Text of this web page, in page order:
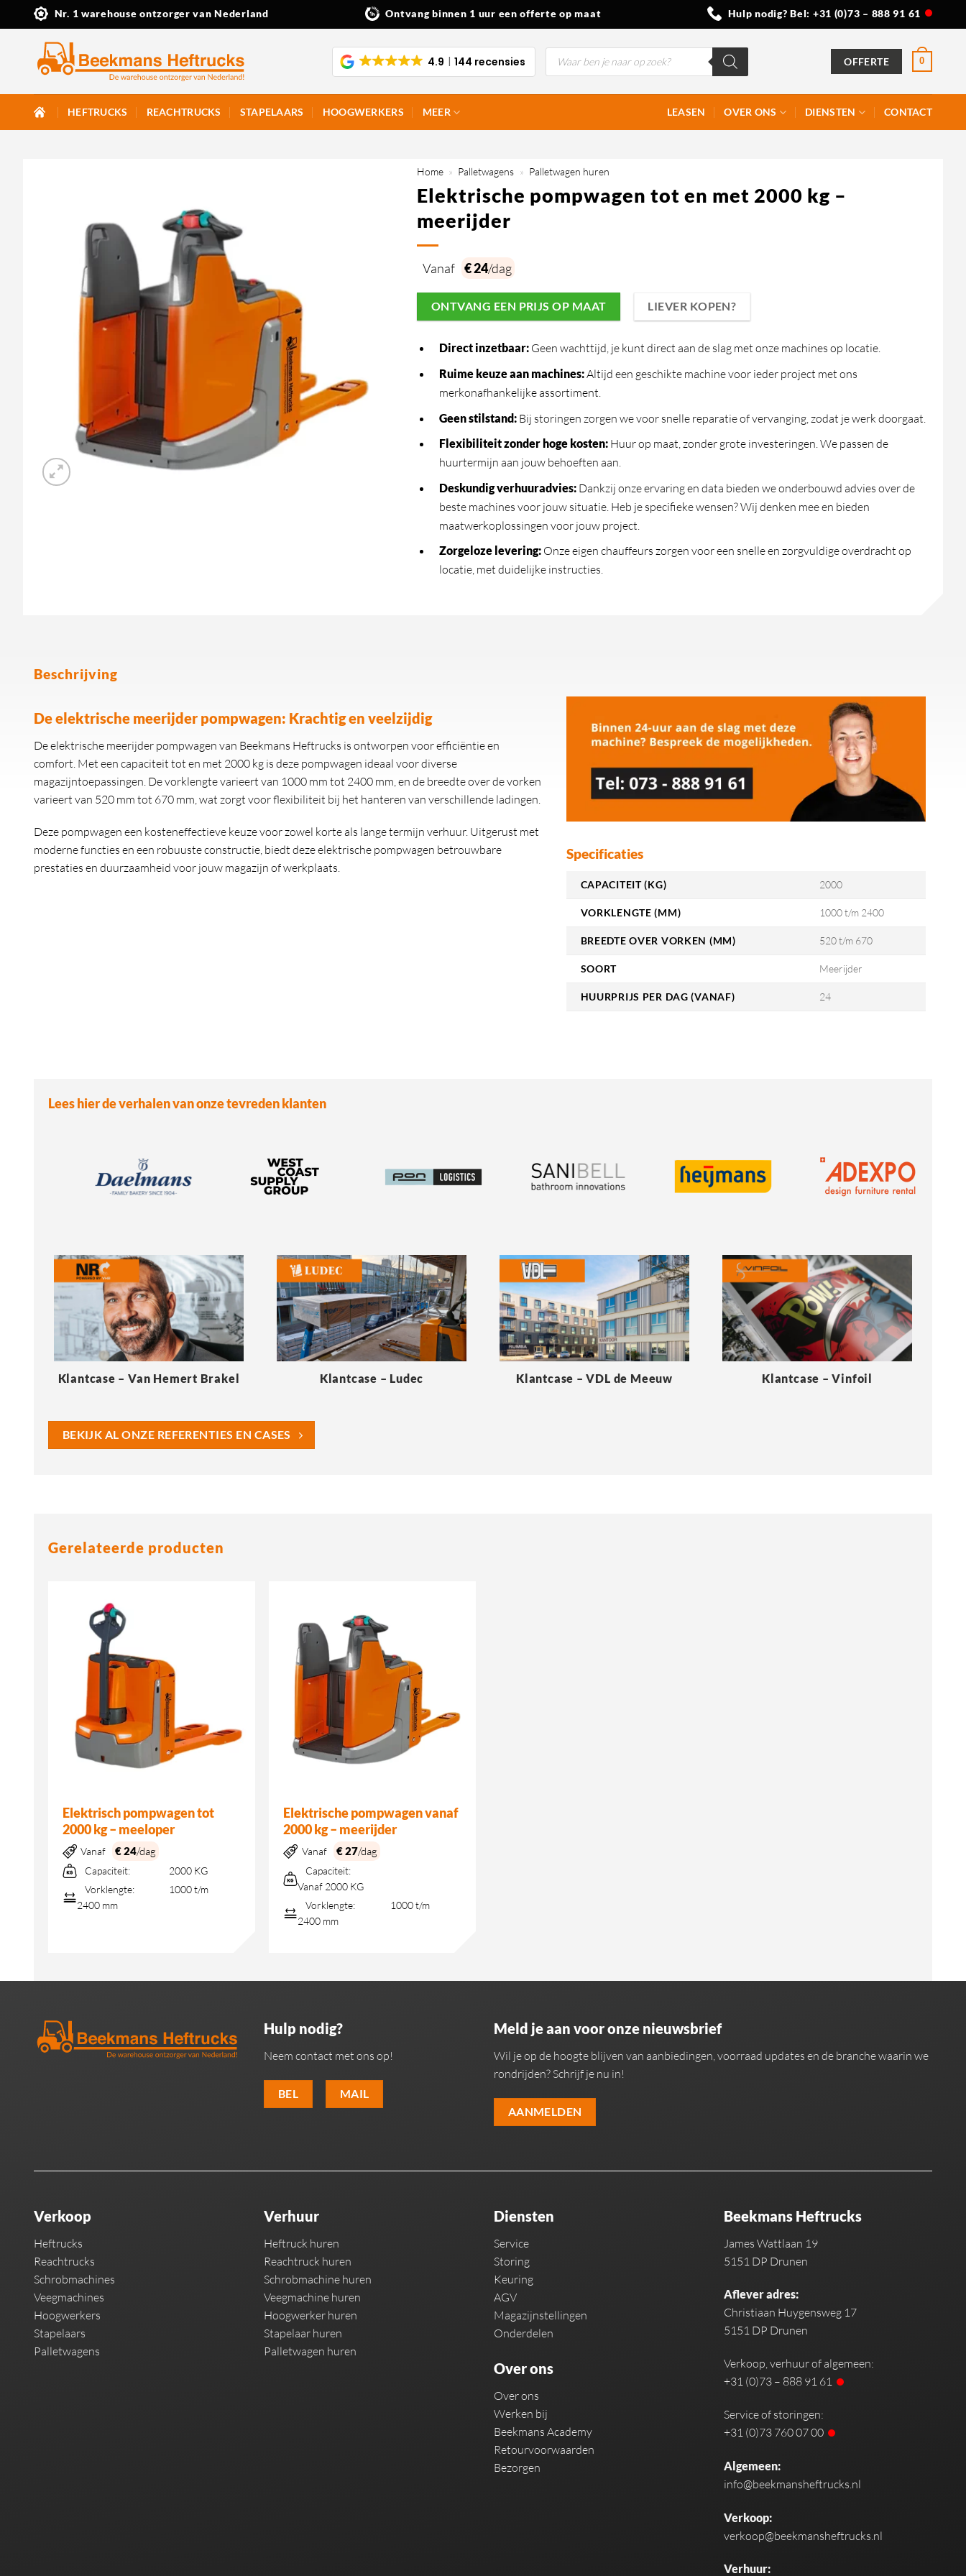
naar
Nr. 1 warehouse ontzorger van Nederland Ontvang binnen 1 uur een offerte op maat Hulp nodig? Bel: +31 (0)73 – 888 91 61
4.9 144 recensies
Producten
zoeken
OFFERTE 0
HEFTRUCKS REACHTRUCKS STAPELAARS HOOGWERKERS MEER LEASEN OVER ONS DIENSTEN CONTACT
Home » Palletwagens » Palletwagen huren
Elektrische pompwagen tot en met 2000 kg –
meerijder
Vanaf € 24/dag
ONTVANG EEN PRIJS OP MAAT LIEVER KOPEN?
Direct inzetbaar: Geen wachttijd, je kunt direct aan de slag met onze machines op locatie.
Ruime keuze aan machines:Altijd een geschikte machine voor ieder project met ons
merkonafhankelijke assortiment.
Geen stilstand: Bij storingen zorgen we voor snelle reparatie of vervanging, zodat je werk doorgaat.
Flexibiliteit zonder hoge kosten: Huur op maat, zonder grote investeringen. We passen de
huurtermijn aan jouw behoeften aan.
Deskundig verhuuradvies: Dankzij onze ervaring en data bieden we onderbouwd advies over de
beste machines voor jouw situatie. Heb je specifieke wensen? Wij denken mee en bieden
maatwerkoplossingen voor jouw project.
Zorgeloze levering: Onze eigen chauffeurs zorgen voor een snelle en zorgvuldige overdracht op
locatie, met duidelijke instructies.
Beschrijving
De elektrische meerijder pompwagen: Krachtig en veelzijdig
De elektrische meerijder pompwagen van Beekmans Heftrucks is ontworpen voor efficiëntie en
comfort. Met een capaciteit tot en met 2000 kg is deze pompwagen ideaal voor diverse
magazijntoepassingen. De vorklengte varieert van 1000 mm tot 2400 mm, en de breedte over de vorken
varieert van 520 mm tot 670 mm, wat zorgt voor flexibiliteit bij het hanteren van verschillende ladingen.
Deze pompwagen een kosteneffectieve keuze voor zowel korte als lange termijn verhuur. Uitgerust met
moderne functies en een robuuste constructie, biedt deze elektrische pompwagen betrouwbare
prestaties en duurzaamheid voor jouw magazijn of werkplaats.
Specificaties
CAPACITEIT (KG) 2000
VORKLENGTE (MM) 1000 t/m 2400
BREEDTE OVER VORKEN (MM) 520 t/m 670
SOORT Meerijder
HUURPRIJS PER DAG (VANAF) 24
Lees hier de verhalen van onze tevreden klanten
Klantcase – Van Hemert Brakel Klantcase – Ludec Klantcase – VDL de Meeuw Klantcase – Vinfoil
BEKIJK AL ONZE REFERENTIES EN CASES
Gerelateerde producten
Elektrisch pompwagen tot
2000 kg – meeloper
Vanaf € 24/dag
Capaciteit:
2000 KG
Vorklengte:
1000 t/m
2400 mm
Elektrische pompwagen vanaf
2000 kg – meerijder
Vanaf € 27/dag
Capaciteit:
Vanaf 2000 KG
Vorklengte:
1000 t/m
2400 mm
Hulp nodig?
Neem contact met ons op!
BEL MAIL
Meld je aan voor onze nieuwsbrief
Wil je op de hoogte blijven van aanbiedingen, voorraad updates en de branche waarin we
rondrijden? Schrijf je nu in!
AANMELDEN
Verkoop
Heftrucks
Reachtrucks
Schrobmachines
Veegmachines
Hoogwerkers
Stapelaars
Palletwagens
Verhuur
Heftruck huren
Reachtruck huren
Schrobmachine huren
Veegmachine huren
Hoogwerker huren
Stapelaar huren
Palletwagen huren
Diensten
Service
Storing
Keuring
AGV
Magazijnstellingen
Onderdelen
Over ons
Over ons
Werken bij
Beekmans Academy
Retourvoorwaarden
Bezorgen
Beekmans Heftrucks
James Wattlaan 19
5151 DP Drunen
Aflever adres:
Christiaan Huygensweg 17
5151 DP Drunen
Verkoop, verhuur of algemeen:
+31 (0)73 – 888 91 61
Service of storingen:
+31 (0)73 760 07 00
Algemeen:
info@beekmansheftrucks.nl
Verkoop:
verkoop@beekmansheftrucks.nl
Verhuur: